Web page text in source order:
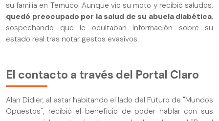
su familia en Temuco. Aunque vio su moto y recibió saludos,
quedó preocupado por la salud de su abuela diabética,
sospechando que le ocultaban información sobre su
estado real tras notar gestos evasivos.
El contacto a través del Portal Claro
Alan Didier, al estar habitando el lado del Futuro de "Mundos
Opuestos", recibió el beneficio de poder hablar con sus